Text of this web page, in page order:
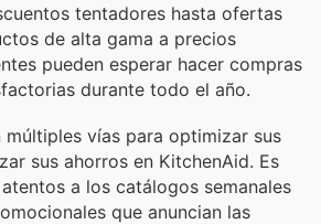
tentadores hasta ofertas
de alta gama a precios
pueden esperar hacer compras
durante todo el año.
múltiples vías para optimizar sus
sus ahorros en KitchenAid. Es
a los catálogos semanales
que anuncian las